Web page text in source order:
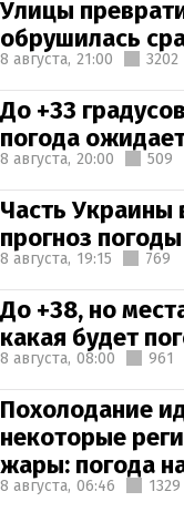
Улицы
обрушилась
8 августа, 21:00 3202
До +33
погода
8 августа, 20:00 509
Часть Украины
прогноз
8 августа, 19:15 769
До +38, но
какая будет
8 августа, 08:00 961
Похолодание
некоторые
жары: погода
8 августа, 06:46 1329